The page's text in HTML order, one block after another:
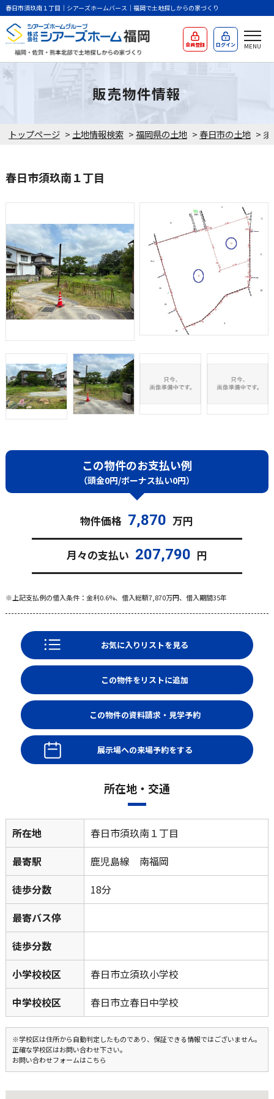
春日市須玖南１丁目｜シアーズホームバース｜福岡で土地探しからの家づくり
会員登録 ログイン
トップページ > 土地情報検索 >福岡県の土地 > 春日市の土地 >
販売物件情報
春日市須玖南１丁目
この物件のお支払い例
（頭金0円/ボーナス払い0円）
物件価格 7,870 万円
月々の支払い 207,790 円
※上記支払例の借入条件：金利0.6%、借入総額7,870万円、借入期間35年
お気に入りリストを見る
展示場への来場予約をする
所在地・交通
所在地
春日市須玖南１丁目
最寄駅
鹿児島線 南福岡
徒歩分数
18分
最寄バス停
徒歩分数
小学校校区
春日市立須玖小学校
中学校校区
春日市立春日中学校
※学校区は住所から自動判定したものであり、保証できる情報ではございません。
正確な学校区はお問い合わせ下さい。
お問い合わせフォームはこちら